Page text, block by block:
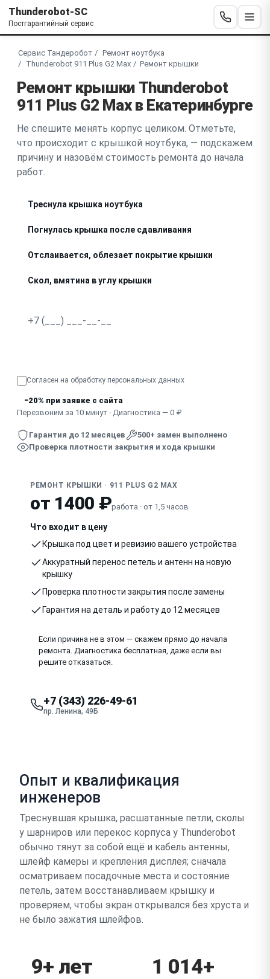
Thunderobot-SC
Постгарантийный сервис
Сервис Тандеробот
Ремонт ноутбука
Thunderobot 911 Plus G2 Max
Ремонт крышки
Ремонт крышки Thunderobot
911 Plus G2 Max в Екатеринбурге
Не спешите менять корпус целиком. Отметьте,
что происходит с крышкой ноутбука, — подскажем
причину и назовём стоимость ремонта до начала
работ.
Треснула крышка ноутбука
Погнулась крышка после сдавливания
Отслаивается, облезает покрытие крышки
Скол, вмятина в углу крышки
Согласен на обработку персональных данных
−20% при заявке с сайта
Перезвоним за 10 минут · Диагностика — 0 ₽
Гарантия до 12 месяцев
500+ замен выполнено
Проверка плотности закрытия и хода крышки
РЕМОНТ КРЫШКИ · 911 PLUS G2 MAX
от 1400 ₽работа · от 1,5 часов
Что входит в цену
Крышка под цвет и ревизию вашего устройства
Аккуратный перенос петель и антенн на новую
крышку
Проверка плотности закрытия после замены
Гарантия на деталь и работу до 12 месяцев
Если причина не в этом — скажем прямо до начала
ремонта. Диагностика бесплатная, даже если вы
решите отказаться.
+7 (343) 226-49-61
пр. Ленина, 49Б
Опыт и квалификация
инженеров
Треснувшая крышка, расшатанные петли, сколы
у шарниров или перекос корпуса у Thunderobot
обычно тянут за собой ещё и кабель антенны,
шлейф камеры и крепления дисплея; сначала
осматриваем посадочные места и состояние
петель, затем восстанавливаем крышку и
проверяем, чтобы экран открывался без хруста и
не было зажатия шлейфов.
9+ лет 1 014+